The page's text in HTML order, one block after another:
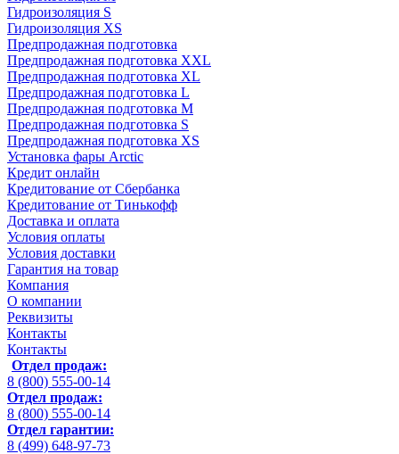
Гидроизоляция S
Гидроизоляция XS
Предпродажная подготовка
Предпродажная подготовка XXL
Предпродажная подготовка XL
Предпродажная подготовка L
Предпродажная подготовка M
Предпродажная подготовка S
Предпродажная подготовка XS
Установка фары Arctic
Кредит онлайн
Кредитование от Сбербанка
Кредитование от Тинькофф
Доставка и оплата
Условия оплаты
Условия доставки
Гарантия на товар
Компания
О компании
Реквизиты
Контакты
Контакты
Отдел продаж:
8 (800) 555-00-14
Отдел продаж:
8 (800) 555-00-14
Отдел гарантии:
8 (499) 648-97-73